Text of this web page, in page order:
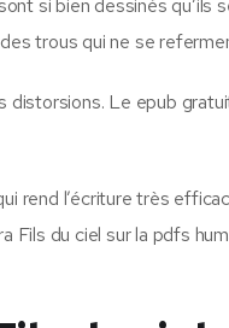
si bien dessinés qu’ils
trous qui ne se
distorsions. Le epub
rend l’écriture très
Fils du ciel sur la pdfs